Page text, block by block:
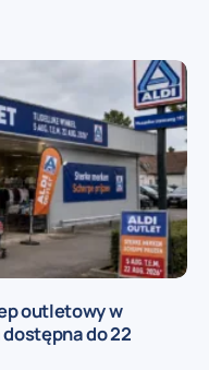
outletowy w
do 22